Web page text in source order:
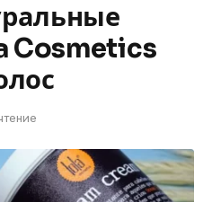
Cosmetics